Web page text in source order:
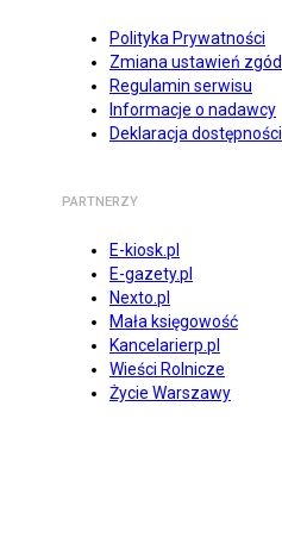
Polityka Prywatności
Zmiana ustawień zgód
Regulamin serwisu
Informacje o nadawcy
Deklaracja dostępności
PARTNERZY
E-kiosk.pl
E-gazety.pl
Nexto.pl
Mała księgowość
Kancelarierp.pl
Wieści Rolnicze
Życie Warszawy